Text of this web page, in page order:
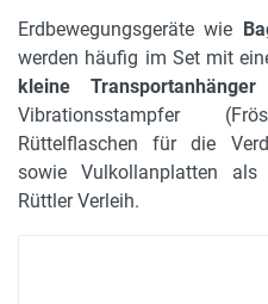
Erdbewegungsgeräte wie
werden häufig im Set mit
kleine Transportanhänger
Vibrationsstampfer
Rüttelflaschen für die
sowie Vulkollanplatten als
Rüttler Verleih.